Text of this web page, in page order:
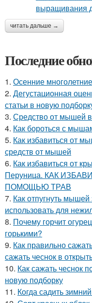
читать дальше →
Последние
1. Осенние
2. Дегустационная
статьи в новую
3. Средство от мышей
4. Как бороться с
5. Как избавиться от
средств от мышей
6. Как избавиться от
Перуница. КАК
ПОМОЩЬЮ ТРАВ
7. Как отпугнуть
использовать для
8. Почему горчит
горькими?
9. Как правильно
сажать чеснок в
10. Как сажать чеснок
новую подборку
11. Когда садить